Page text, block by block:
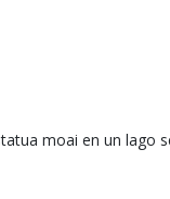
moai en un lago